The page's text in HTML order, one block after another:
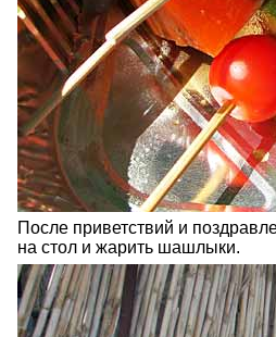
После приветствий и
на стол и жарить шашлыки.